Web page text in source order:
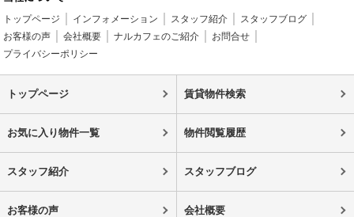
トップページ インフォメーション スタッフ紹介
スタッフブログ
お客様の声
会社概要 ナルカフェのご紹介
お問合せ
プライバシーポリシー
トップページ 賃貸物件検索
お気に入り物件一覧 物件閲覧履歴
スタッフ紹介 スタッフブログ
お客様の声 会社概要